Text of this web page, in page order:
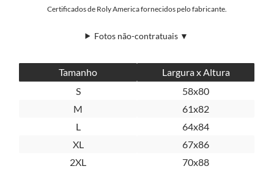
Certificados de Roly America fornecidos pelo fabricante.
Fotos não-contratuais ▼
Tamanho
Largura x Altura
S
58x80
M
61x82
L
64x84
XL
67x86
2XL
70x88